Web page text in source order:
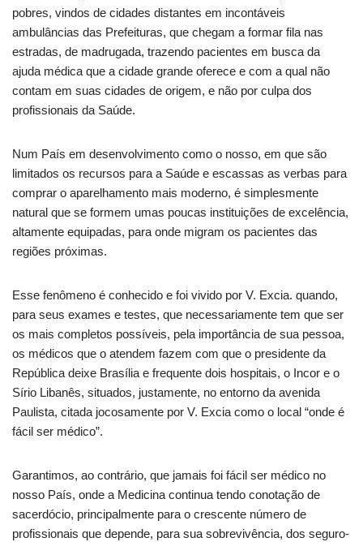
pobres, vindos de cidades distantes em incontáveis
ambulâncias das Prefeituras, que chegam a formar fila nas
estradas, de madrugada, trazendo pacientes em busca da
ajuda médica que a cidade grande oferece e com a qual não
contam em suas cidades de origem, e não por culpa dos
profissionais da Saúde.
Num País em desenvolvimento como o nosso, em que são
limitados os recursos para a Saúde e escassas as verbas para
comprar o aparelhamento mais moderno, é simplesmente
natural que se formem umas poucas instituições de excelência,
altamente equipadas, para onde migram os pacientes das
regiões próximas.
Esse fenômeno é conhecido e foi vivido por V. Excia. quando,
para seus exames e testes, que necessariamente tem que ser
os mais completos possíveis, pela importância de sua pessoa,
os médicos que o atendem fazem com que o presidente da
República deixe Brasília e frequente dois hospitais, o Incor e o
Sírio Libanês, situados, justamente, no entorno da avenida
Paulista, citada jocosamente por V. Excia como o local “onde é
fácil ser médico”.
Garantimos, ao contrário, que jamais foi fácil ser médico no
nosso País, onde a Medicina continua tendo conotação de
sacerdócio, principalmente para o crescente número de
profissionais que depende, para sua sobrevivência, dos seguro-